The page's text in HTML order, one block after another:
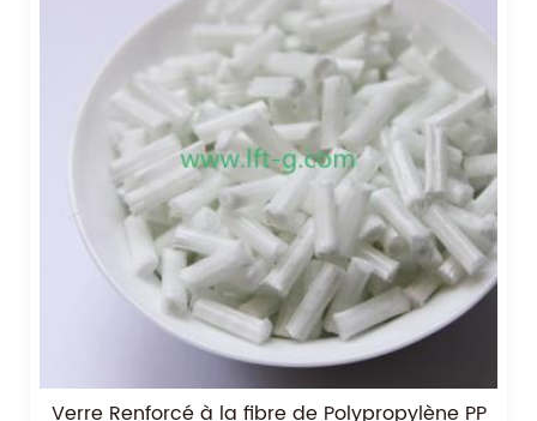
copolymère long polypropylène renforcé de